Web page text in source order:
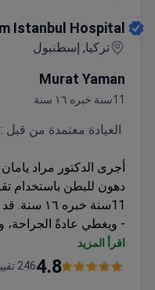
Istanbul Hospital
تركيا, إسطنبول
Murat Yaman
11سنة خبره ١٦ سنة
العيادة معتمدة من قبل :
- ويغطي عادةً الجراحة،
المستشفى، وإقامة
اقرأ المزيد
4.8246 تقييمات